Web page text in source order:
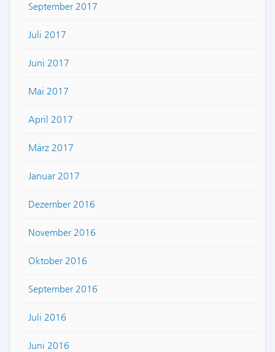
September 2017
Juli 2017
Juni 2017
Mai 2017
April 2017
März 2017
Januar 2017
Dezember 2016
November 2016
Oktober 2016
September 2016
Juli 2016
Juni 2016